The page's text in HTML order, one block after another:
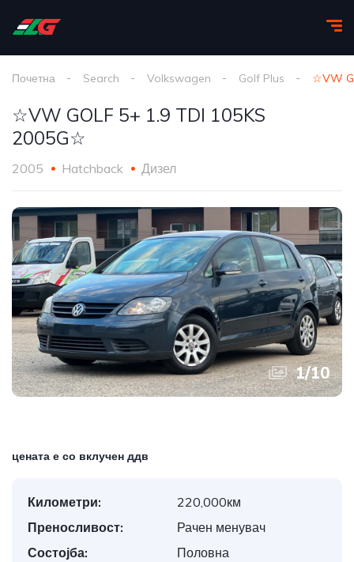
Почетна Search Volkswagen Golf Plus ☆VW
☆VW GOLF 5+ 1.9 TDI 105KS
2005G☆
2005 Hatchback Дизел
1/10
цената е со вклучен ддв
Километри:
220,000км
Преносливост:
Рачен менувач
Состојба:
Половна